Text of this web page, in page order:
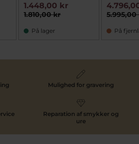
1.810,00 kr
1.448,00 kr
På lager
5.995,00
På
Mulighed for gravering
Reparation af smykker og
ure